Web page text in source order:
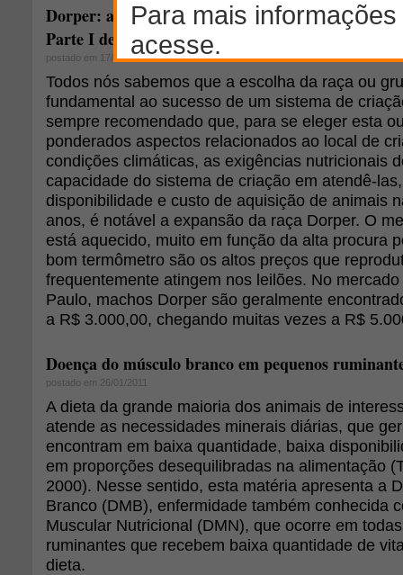
Dorper: a raça ovina sul-africana como opção no
Parte I de II
postado em 17/02/2011
Todos nós sabemos que a escolha da raça ou
fundamental ao sucesso de um sistema de
sempre recomendado que, para se eleger esta
ponderados aspectos relacionados ao local de
condições climáticas, as exigências nutricionais
capacidade do sistema de criação em atendê-
disponibilidade e custo de aquisição de animais
anos, é notável a expansão da raça Dorper. O
está aquecido, muito em função da alta procura
bom termômetro são os altos preços que
frequentemente atingem nos leilões. No
Paulo, machos Dorper são geralmente
a R$ 3.000,00, chegando muitas vezes a R$
Doença do músculo branco em pequenos
postado em 26/01/2011
A dieta da grande maioria dos animais de
atende as necessidades minerais diárias, que
encontram em baixa quantidade, baixa
em proporções desequilibradas na alimentação
2000). Nesse sentido, esta matéria apresenta a
Branco (DMB), enfermidade também conhecida
Muscular Nutricional (DMN), que ocorre em
ruminantes que recebem baixa quantidade de
dieta.